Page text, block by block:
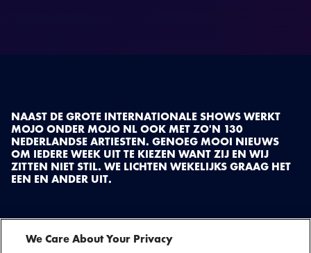
NAAST DE GROTE INTERNATIONALE SHOWS WERKT
MOJO ONDER MOJO NL OOK MET ZO'N 130
NEDERLANDSE ARTIESTEN. GENOEG MOOI NIEUWS
OM IEDERE WEEK UIT TE KIEZEN WANT ZIJ EN WIJ
ZITTEN NIET STIL. WE LICHTEN WEKELIJKS GRAAG HET
EEN EN ANDER UIT.
We Care About Your Privacy